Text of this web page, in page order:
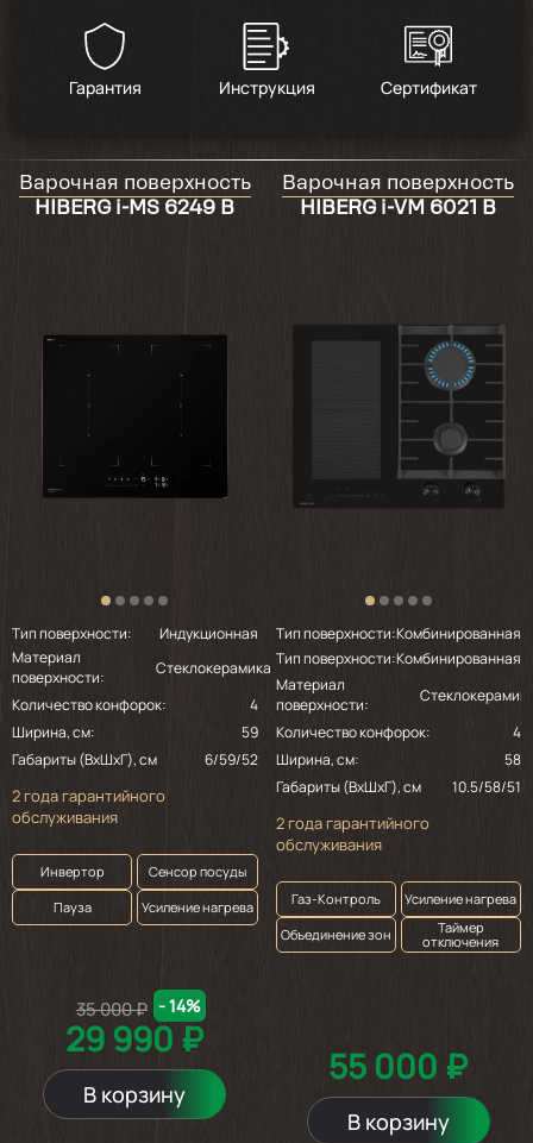
Еще не устанавливали, и до конца даже не
Гарантия Инструкция Сертификат
Варочная поверхность
HIBERG i-MS 6249 B
Тип поверхности:
Индукционная
Материал
поверхности:
Стеклокерамика
Количество конфорок:
4
Ширина, см:
59
Габариты (ВхШхГ), см
6/59/52
2 года гарантийного
обслуживания
Инвертор
Сенсор посуды
Пауза
Усиление нагрева
29 990 ₽
35 000 ₽ - 14%
В корзину
Варочная поверхность
HIBERG i-VM 6021 B
Тип поверхности:Комбинированная
Тип поверхности:Комбинированная
Материал
поверхности:
Количество конфорок:
4
Ширина, см:
58
Габариты (ВхШхГ), см
10.5/58/51
2 года гарантийного
обслуживания
Газ-Контроль
Усиление нагрева
Объединение зон
Таймер
отключения
55 000 ₽
В корзину